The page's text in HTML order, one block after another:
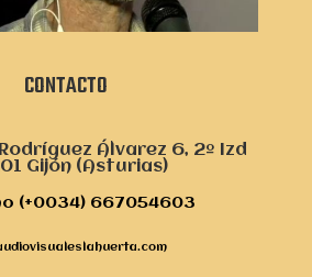
CONTACTO
Álvarez 6, 2º Izd
Gijón (Asturias)
(+0034) 667054603